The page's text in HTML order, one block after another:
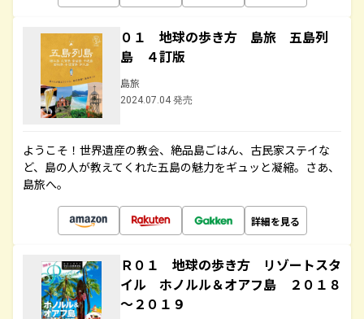
０１ 地球の歩き方 島旅 五島列
島 ４訂版
島旅
2024.07.04 発売
ようこそ！世界遺産の教会、絶品島ごはん、古民家ステイな
ど、島の人が教えてくれた五島の魅力をギュッと凝縮。さあ、
島旅へ。
詳細を見る
Ｒ０１ 地球の歩き方 リゾートスタ
イル ホノルル＆オアフ島 ２０１８
～２０１９